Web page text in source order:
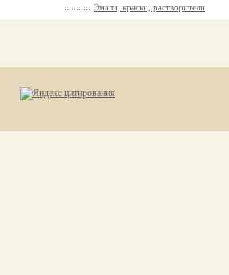
Эмали, краски, растворители